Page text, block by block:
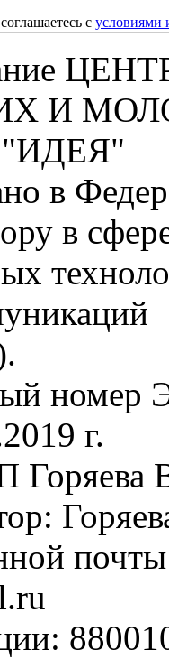
с условиями
И
в
в
г.
Горяева